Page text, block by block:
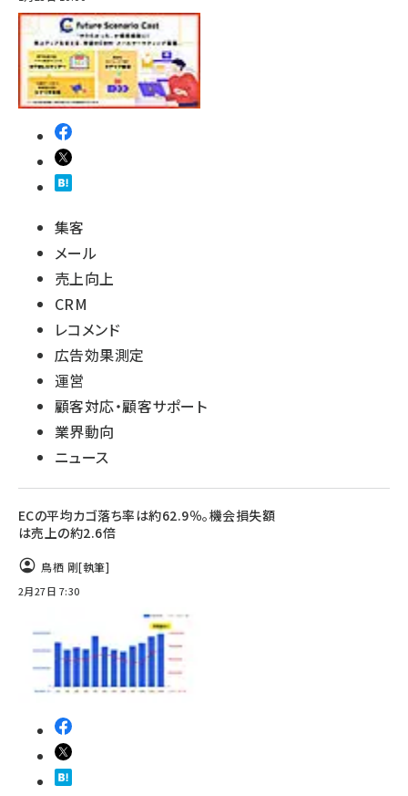
集客
メール
売上向上
CRM
レコメンド
広告効果測定
運営
顧客対応・顧客サポート
業界動向
ニュース
ECの平均カゴ落ち率は約62.9％。機会損失額
は売上の約2.6倍
鳥栖 剛[執筆]
2月27日 7:30